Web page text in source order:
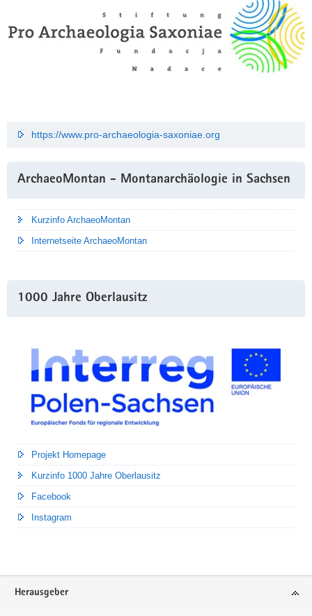
https://www.pro-archaeologia-saxoniae.org
ArchaeoMontan - Montanarchäologie in Sachsen
Kurzinfo ArchaeoMontan
Internetseite ArchaeoMontan
1000 Jahre Oberlausitz
Projekt Homepage
Kurzinfo 1000 Jahre Oberlausitz
Facebook
Instagram
Footer-
Herausgeber